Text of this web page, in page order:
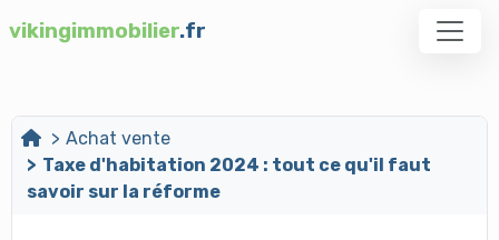
vikingimmobilier.fr
Achat vente
Taxe d'habitation 2024 : tout ce qu'il faut
savoir sur la réforme